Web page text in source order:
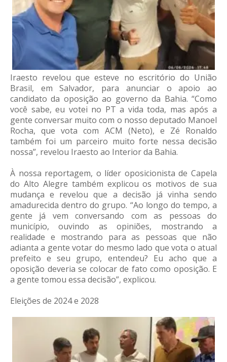
Iraesto revelou que esteve no escritório do União
Brasil, em Salvador, para anunciar o apoio ao
candidato da oposição ao governo da Bahia. “Como
você sabe, eu votei no PT a vida toda, mas após a
gente conversar muito com o nosso deputado Manoel
Rocha, que vota com ACM (Neto), e Zé Ronaldo
também foi um parceiro muito forte nessa decisão
nossa”, revelou Iraesto ao Interior da Bahia.
À nossa reportagem, o líder oposicionista de Capela
do Alto Alegre também explicou os motivos de sua
mudança e revelou que a decisão já vinha sendo
amadurecida dentro do grupo. “Ao longo do tempo, a
gente já vem conversando com as pessoas do
município, ouvindo as opiniões, mostrando a
realidade e mostrando para as pessoas que não
adianta a gente votar do mesmo lado que vota o atual
prefeito e seu grupo, entendeu? Eu acho que a
oposição deveria se colocar de fato como oposição. E
a gente tomou essa decisão”, explicou.
Eleições de 2024 e 2028